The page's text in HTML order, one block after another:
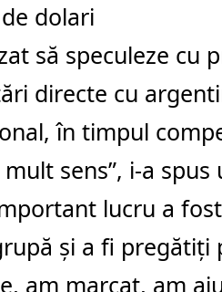
dolari
să speculeze cu
directe cu
în timpul
sens”, i-a
lucru a
şi a fi
am marcat, am